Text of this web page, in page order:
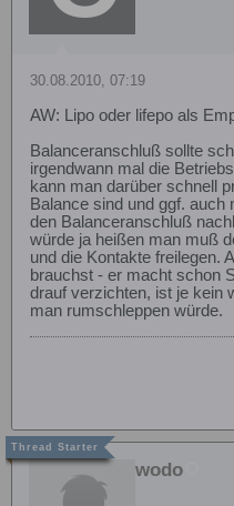
30.08.2010, 07:19
AW: Lipo oder lifepo als
Balanceranschluß sollte
irgendwann mal die
kann man darüber schnell
Balance sind und ggf. auch
den Balanceranschluß
würde ja heißen man muß
und die Kontakte freilegen.
brauchst - er macht schon
drauf verzichten, ist je kein
man rumschleppen würde.
wodo